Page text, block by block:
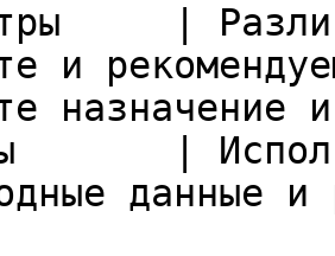
|
и
|
данные и